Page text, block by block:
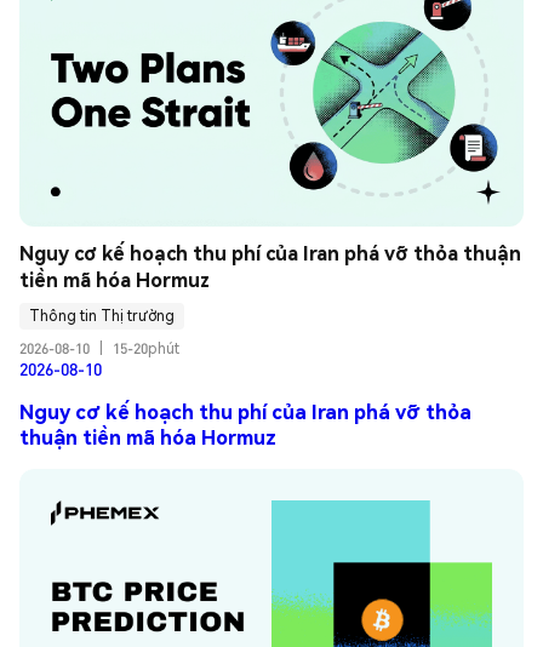
Nguy cơ kế hoạch thu phí của Iran phá vỡ thỏa thuận
tiền mã hóa Hormuz
Thông tin Thị trường
2026-08-10
15-20phút
2026-08-10
Nguy cơ kế hoạch thu phí của Iran phá vỡ thỏa
thuận tiền mã hóa Hormuz